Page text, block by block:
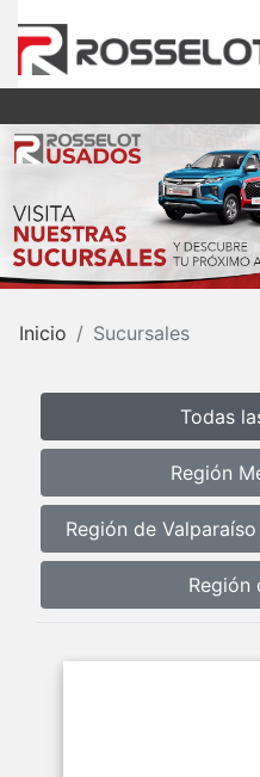
Inicio Sucursales
Todas
Región
Región de Valparaíso
Región